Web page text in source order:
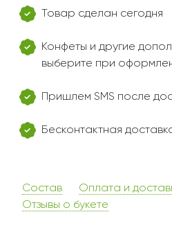
Товар сделан сегодня
Конфеты и другие
выберите при
Пришлем SMS после
Бесконтактная
Состав Оплата и
Отзывы о букете